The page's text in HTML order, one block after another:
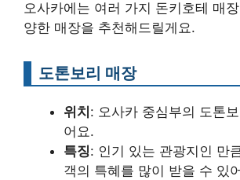
오사카에는 여러 가지 돈키호테 매
양한 매장을 추천해드릴게요.
도톤보리 매장
위치 : 오사카 중심부의 도톤
어요.
특징: 인기 있는 관광지인 만
객의 특혜를 많이 받을 수 있